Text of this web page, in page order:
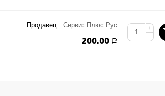
Продавец: Сервис Плюс Рус
200.00 Р
+
−